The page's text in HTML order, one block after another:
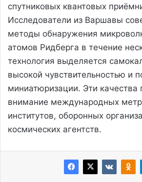
спутниковых квантовых
Исследователи из Варшавы
методы обнаружения
атомов Ридберга в течение
технология выделяется
высокой чувствительностью и
миниатюризации. Эти качества
внимание международных
институтов, оборонных
космических агентств.